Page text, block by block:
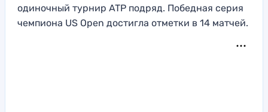
одиночный турнир ATP подряд. Победная серия
чемпиона US Open достигла отметки в 14 матчей.